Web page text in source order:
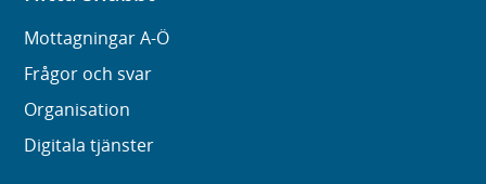
Mottagningar A-Ö
Frågor och svar
Organisation
Digitala tjänster